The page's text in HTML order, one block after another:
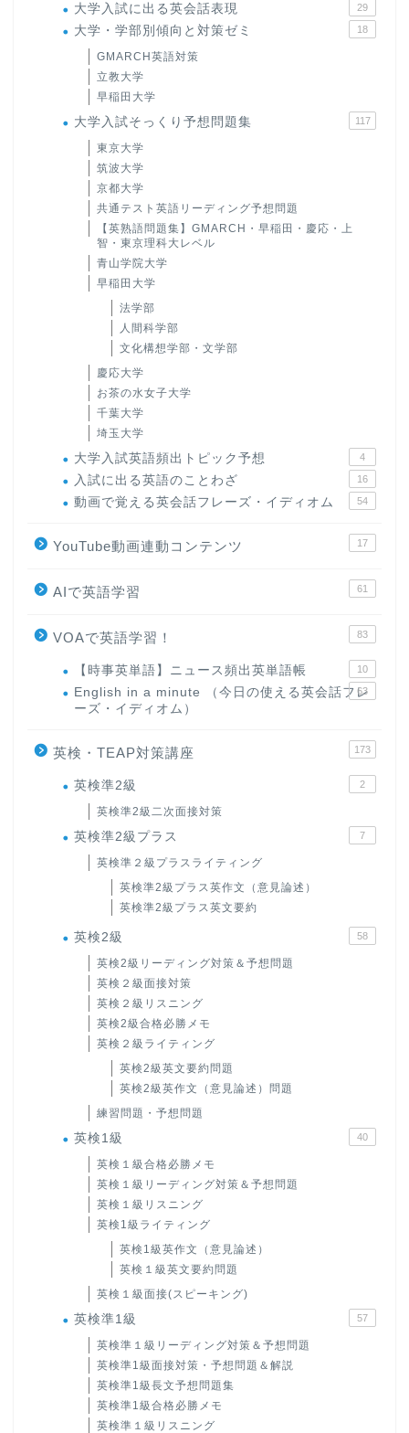
大学入試に出る英会話表現 29
大学・学部別傾向と対策ゼミ 18
GMARCH英語対策
立教大学
早稲田大学
大学入試そっくり予想問題集 117
東京大学
筑波大学
京都大学
共通テスト英語リーディング予想問題
【英熟語問題集】GMARCH・早稲田・慶応・上
智・東京理科大レベル
青山学院大学
早稲田大学
法学部
人間科学部
文化構想学部・文学部
慶応大学
お茶の水女子大学
千葉大学
埼玉大学
大学入試英語頻出トピック予想 4
入試に出る英語のことわざ 16
動画で覚える英会話フレーズ・イディオム 54
YouTube動画連動コンテンツ 17
AIで英語学習 61
VOAで英語学習！ 83
【時事英単語】ニュース頻出英単語帳 10
English in a minute （今日の使える英会話フレ
ーズ・イディオム）
63
英検・TEAP対策講座 173
英検準2級 2
英検準2級二次面接対策
英検準2級プラス 7
英検準２級プラスライティング
英検準2級プラス英作文（意見論述）
英検準2級プラス英文要約
英検2級 58
英検2級リーディング対策＆予想問題
英検２級面接対策
英検２級リスニング
英検2級合格必勝メモ
英検２級ライティング
英検2級英文要約問題
英検2級英作文（意見論述）問題
練習問題・予想問題
英検1級 40
英検１級合格必勝メモ
英検１級リーディング対策＆予想問題
英検１級リスニング
英検1級ライティング
英検1級英作文（意見論述）
英検１級英文要約問題
英検１級面接(スピーキング)
英検準1級 57
英検準１級リーディング対策＆予想問題
英検準1級面接対策・予想問題＆解説
英検準1級長文予想問題集
英検準1級合格必勝メモ
英検準１級リスニング